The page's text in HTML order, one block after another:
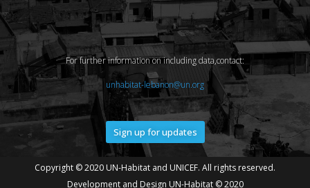
For further information on including data,contact:
unhabitat-lebanon@un.org
Sign up for updates
Copyright © 2020 UN-Habitat and UNICEF. All rights reserved.
Development and Design UN-Habitat © 2020